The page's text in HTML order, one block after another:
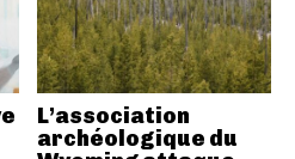
L’association
archéologique du